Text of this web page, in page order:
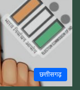
छत्तीसगढ़